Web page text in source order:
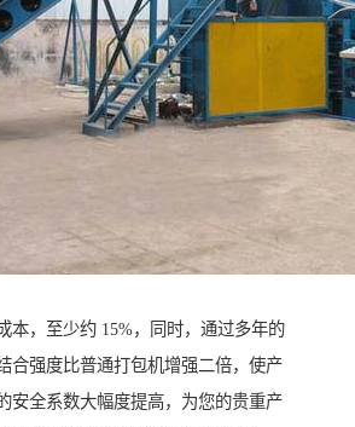
本，至少约 15%，同时，通过多年的
合强度比普通打包机增强二倍，使产
安全系数大幅度提高，为您的贵重产